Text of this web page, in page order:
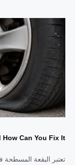
Can You Fix It?
تعتبر البقعة المسطحة